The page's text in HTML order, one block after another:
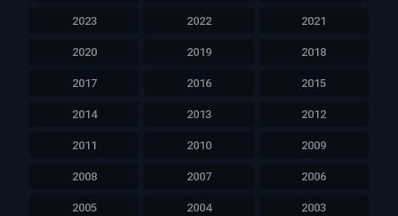
2023 2022 2021
2020 2019 2018
2017 2016 2015
2014 2013 2012
2011 2010 2009
2008 2007 2006
2005 2004 2003